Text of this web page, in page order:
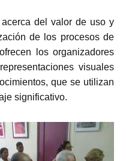
del valor de uso y
de los procesos de
los organizadores
visuales
que se utilizan
significativo.